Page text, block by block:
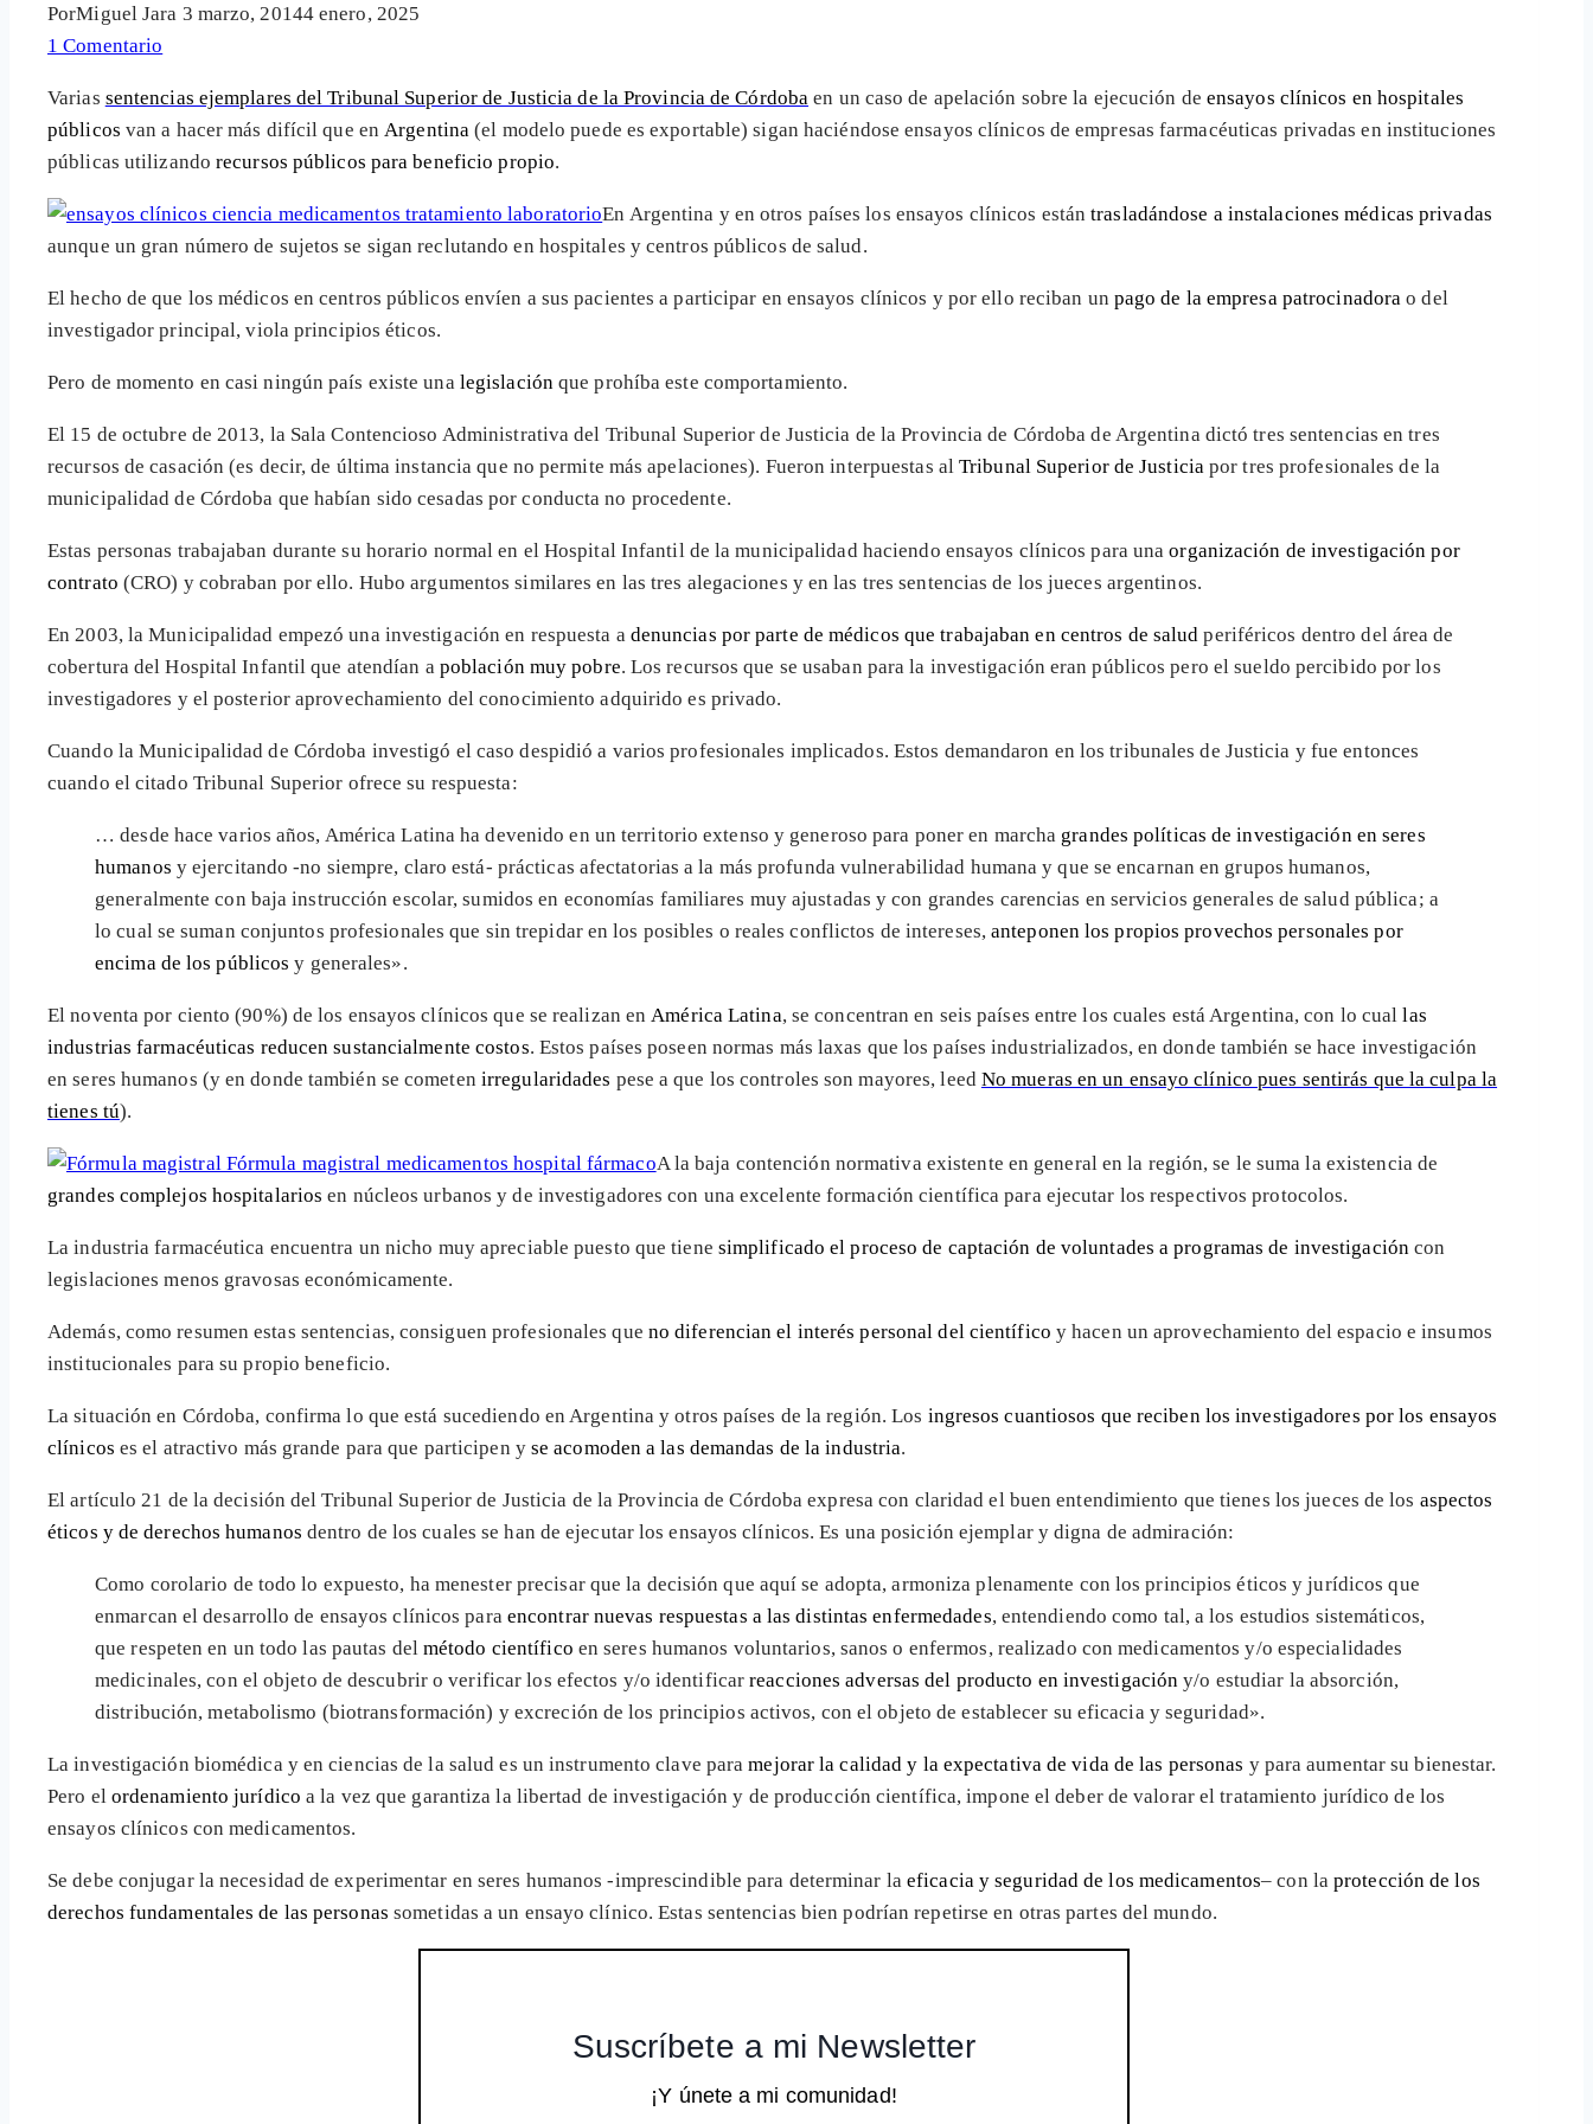
PorMiguel Jara 3 marzo, 20144 enero, 2025
1 Comentario
Varias sentencias ejemplares del Tribunal Superior de Justicia de la Provincia de Córdoba en un caso de apelación sobre la ejecución de ensayos clínicos en hospitales
públicos van a hacer más difícil que en Argentina (el modelo puede es exportable) sigan haciéndose ensayos clínicos de empresas farmacéuticas privadas en instituciones
públicas utilizandorecursos públicos para beneficio propio.
En Argentina y en otros países los ensayos clínicos estántrasladándose a instalaciones médicas privadas
aunque un gran número de sujetos se sigan reclutando en hospitales y centros públicos de salud.
El hecho de que los médicos en centros públicos envíen a sus pacientes a participar en ensayos clínicos y por ello reciban un pago de la empresa patrocinadora o del
investigador principal, viola principios éticos.
Pero de momento en casi ningún país existe una legislación que prohíba este comportamiento.
El 15 de octubre de 2013, la Sala Contencioso Administrativa del Tribunal Superior de Justicia de la Provincia de Córdoba de Argentina dictó tres sentencias en tres
recursos de casación (es decir, de última instancia que no permite más apelaciones). Fueron interpuestas alTribunal Superior de Justicia por tres profesionales de la
municipalidad de Córdoba que habían sido cesadas por conducta no procedente.
Estas personas trabajaban durante su horario normal en el Hospital Infantil de la municipalidad haciendo ensayos clínicos para unaorganización de investigación por
contrato (CRO) y cobraban por ello. Hubo argumentos similares en las tres alegaciones y en las tres sentencias de los jueces argentinos.
En 2003, la Municipalidad empezó una investigación en respuesta a denuncias por parte de médicos que trabajaban en centros de salud periféricos dentro del área de
cobertura del Hospital Infantil que atendían a población muy pobre. Los recursos que se usaban para la investigación eran públicos pero el sueldo percibido por los
investigadores y el posterior aprovechamiento del conocimiento adquirido es privado.
Cuando la Municipalidad de Córdoba investigó el caso despidió a varios profesionales implicados. Estos demandaron en los tribunales de Justicia y fue entonces
cuando el citado Tribunal Superior ofrece su respuesta:
… desde hace varios años, América Latina ha devenido en un territorio extenso y generoso para poner en marcha grandes políticas de investigación en seres
humanos y ejercitando -no siempre, claro está- prácticas afectatorias a la más profunda vulnerabilidad humana y que se encarnan en grupos humanos,
generalmente con baja instrucción escolar, sumidos en economías familiares muy ajustadas y con grandes carencias en servicios generales de salud pública; a
lo cual se suman conjuntos profesionales que sin trepidar en los posibles o reales conflictos de intereses,anteponen los propios provechos personales por
encima de los públicos y generales».
El noventa por ciento (90%) de los ensayos clínicos que se realizan en América Latina, se concentran en seis países entre los cuales está Argentina, con lo cuallas
industrias farmacéuticas reducen sustancialmente costos. Estos países poseen normas más laxas que los países industrializados, en donde también se hace investigación
en seres humanos (y en donde también se cometen irregularidades pese a que los controles son mayores, leed No mueras en un ensayo clínico pues sentirás que la culpa la
tienes tú).
A la baja contención normativa existente en general en la región, se le suma la existencia de
grandes complejos hospitalarios en núcleos urbanos y de investigadores con una excelente formación científica para ejecutar los respectivos protocolos.
La industria farmacéutica encuentra un nicho muy apreciable puesto que tiene simplificado el proceso de captación de voluntades a programas de investigación con
legislaciones menos gravosas económicamente.
Además, como resumen estas sentencias, consiguen profesionales que no diferencian el interés personal del científico y hacen un aprovechamiento del espacio e insumos
institucionales para su propio beneficio.
La situación en Córdoba, confirma lo que está sucediendo en Argentina y otros países de la región. Los ingresos cuantiosos que reciben los investigadores por los ensayos
clínicos es el atractivo más grande para que participen y se acomoden a las demandas de la industria.
El artículo 21 de la decisión del Tribunal Superior de Justicia de la Provincia de Córdoba expresa con claridad el buen entendimiento que tienes los jueces de los aspectos
éticos y de derechos humanos dentro de los cuales se han de ejecutar los ensayos clínicos. Es una posición ejemplar y digna de admiración:
Como corolario de todo lo expuesto, ha menester precisar que la decisión que aquí se adopta, armoniza plenamente con los principios éticos y jurídicos que
enmarcan el desarrollo de ensayos clínicos para encontrar nuevas respuestas a las distintas enfermedades, entendiendo como tal, a los estudios sistemáticos,
que respeten en un todo las pautas del método científico en seres humanos voluntarios, sanos o enfermos, realizado con medicamentos y/o especialidades
medicinales, con el objeto de descubrir o verificar los efectos y/o identificarreacciones adversas del producto en investigación y/o estudiar la absorción,
distribución, metabolismo (biotransformación) y excreción de los principios activos, con el objeto de establecer su eficacia y seguridad».
La investigación biomédica y en ciencias de la salud es un instrumento clave paramejorar la calidad y la expectativa de vida de las personas y para aumentar su bienestar.
Pero el ordenamiento jurídico a la vez que garantiza la libertad de investigación y de producción científica, impone el deber de valorar el tratamiento jurídico de los
ensayos clínicos con medicamentos.
Se debe conjugar la necesidad de experimentar en seres humanos -imprescindible para determinar la eficacia y seguridad de los medicamentos– con laprotección de los
derechos fundamentales de las personas sometidas a un ensayo clínico. Estas sentencias bien podrían repetirse en otras partes del mundo.
Suscríbete a mi Newsletter
¡Y únete a mi comunidad!